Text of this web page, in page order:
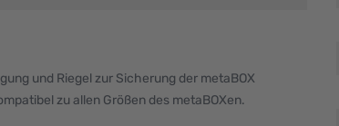
und Riegel zur Sicherung der metaBOX
zu allen Größen des metaBOXen.